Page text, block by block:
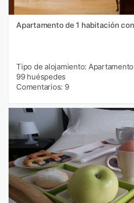
Apartamento de 1 habitación
Tipo de alojamiento: Apartamento
99 huéspedes
Comentarios: 9